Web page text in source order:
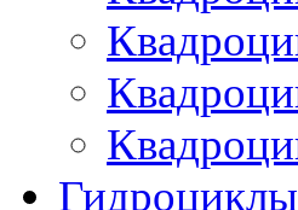
Гидроциклы